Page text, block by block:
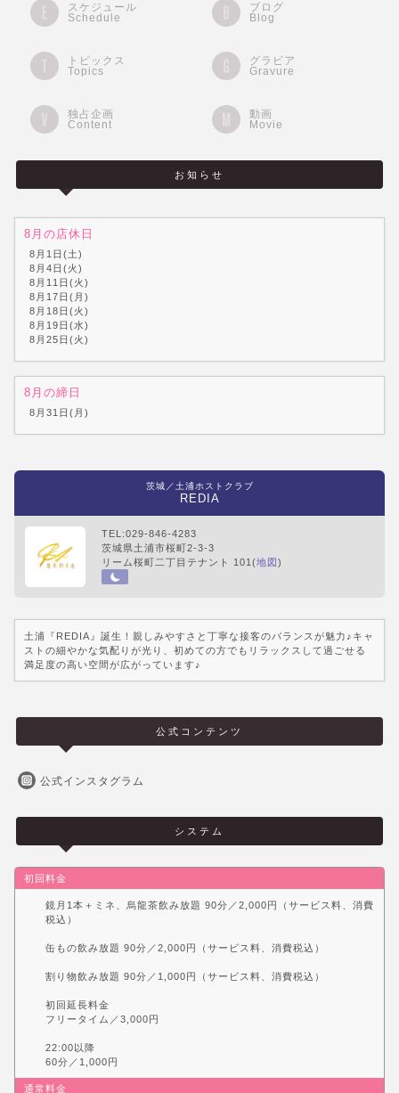
スケジュール
Schedule
ブログ
Blog
トピックス
Topics
グラビア
Gravure
独占企画
Content
動画
Movie
お知らせ
8月の店休日
8月1日(土)
8月4日(火)
8月11日(火)
8月17日(月)
8月18日(火)
8月19日(水)
8月25日(火)
8月の締日
8月31日(月)
茨城／土浦ホストクラブ
REDIA
TEL:029-846-4283
茨城県土浦市桜町2-3-3
リーム桜町二丁目テナント 101(地図 )
土浦『REDIA』誕生！親しみやすさと丁寧な接客のバランスが魅力♪キャ
ストの細やかな気配りが光り、初めての方でもリラックスして過ごせる
満足度の高い空間が広がっています♪
公式コンテンツ
公式インスタグラム
システム
初回料金
鏡月1本＋ミネ、烏龍茶飲み放題 90分／2,000円（サービス料、消費
税込）
缶もの飲み放題 90分／2,000円（サービス料、消費税込）
割り物飲み放題 90分／1,000円（サービス料、消費税込）
初回延長料金
フリータイム／3,000円
22:00以降
60分／1,000円
通常料金